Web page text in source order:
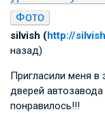
Фото
silvish (http://
назад)
Пригласили меня в
дверей
понравилось!!!